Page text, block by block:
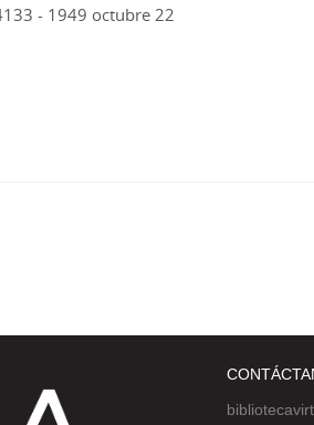
- 1949 octubre 22